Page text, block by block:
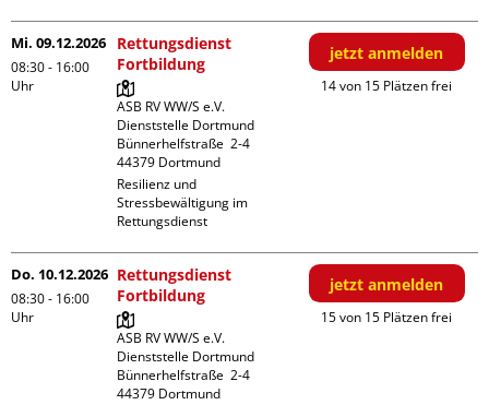
Mi. 09.12.2026
08:30 - 16:00
Uhr
Rettungsdienst
Fortbildung
ASB RV WW/S e.V.
Dienststelle Dortmund
Bünnerhelfstraße  2-4
Resilienz und
Stressbewältigung im
Rettungsdienst
jetzt anmelden
14 von 15 Plätzen frei
Do. 10.12.2026
08:30 - 16:00
Uhr
Rettungsdienst
Fortbildung
ASB RV WW/S e.V.
Dienststelle Dortmund
Bünnerhelfstraße  2-4
jetzt anmelden
15 von 15 Plätzen frei